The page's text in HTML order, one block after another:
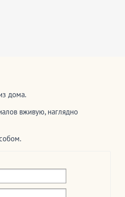
дома.
вживую, наглядно